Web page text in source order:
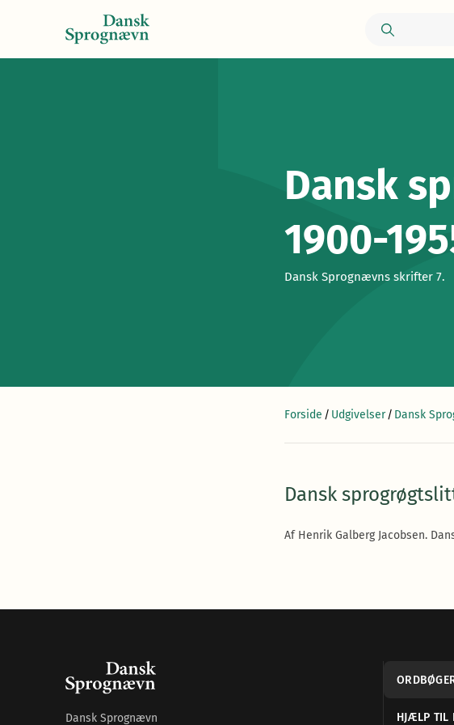
Dansk
1900-
Dansk Sprognævns skrifter 7.
Forside / Udgivelser/ Dansk
Dansk
Af Henrik Galberg Jacobsen.
Dansk Sprognævn HJÆLP TIL